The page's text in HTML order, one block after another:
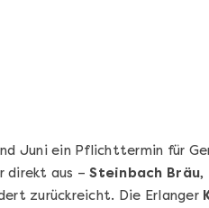
Juni ein Pflichttermin für
direkt aus –Steinbach Bräu,
zurückreicht. Die Erlanger